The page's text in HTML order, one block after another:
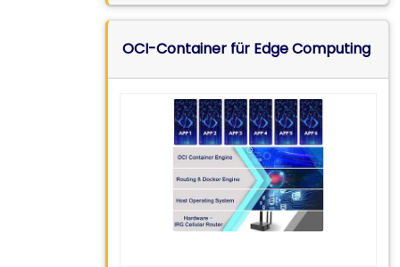
OCI-Container für Edge Computing